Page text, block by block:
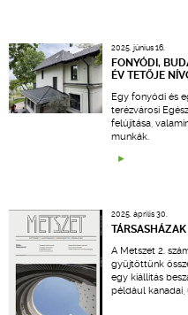
2025. június 16.
FONYÓDI,
ÉV TETŐJE
Egy fonyódi és
terézvárosi
felújítása,
munkák.
2025. április 30.
A Metszet 2.
gyűjtöttünk
egy kiállítás
például kanadai,